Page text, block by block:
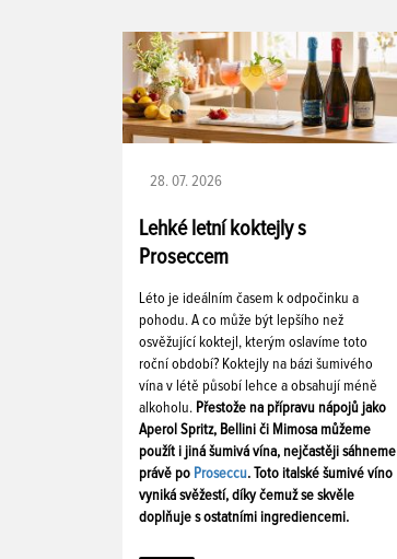
28. 07. 2026
Lehké letní koktejly s
Proseccem
Léto je ideálním časem k odpočinku a
pohodu. A co může být lepšího než
osvěžující koktejl, kterým oslavíme toto
roční období? Koktejly na bázi šumivého
vína v létě působí lehce a obsahují méně
alkoholu. Přestože na přípravu nápojů jako
Aperol Spritz, Bellini či Mimosa můžeme
použít i jiná šumivá vína, nejčastěji sáhneme
právě po Proseccu. Toto italské šumivé víno
vyniká svěžestí, díky čemuž se skvěle
doplňuje s ostatními ingrediencemi.